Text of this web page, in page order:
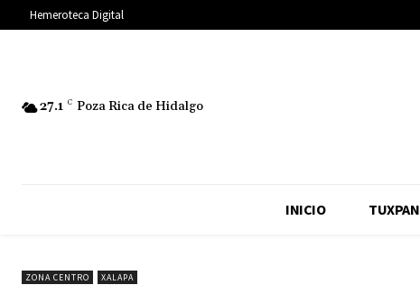
Hemeroteca Digital
27.1 C Poza Rica de Hidalgo
INICIO TUXPAN
ZONA CENTRO XALAPA